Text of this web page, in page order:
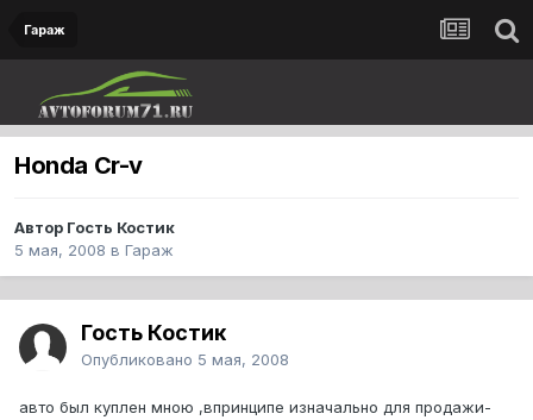
Гараж
Honda Cr-v
Автор Гость Костик
5 мая, 2008 в Гараж
Гость Костик
Опубликовано 5 мая, 2008
авто был куплен мною ,впринципе изначально для продажи-